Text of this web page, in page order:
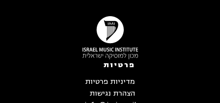
פרטיות
מדיניות פרטיות
הצהרת נגישות